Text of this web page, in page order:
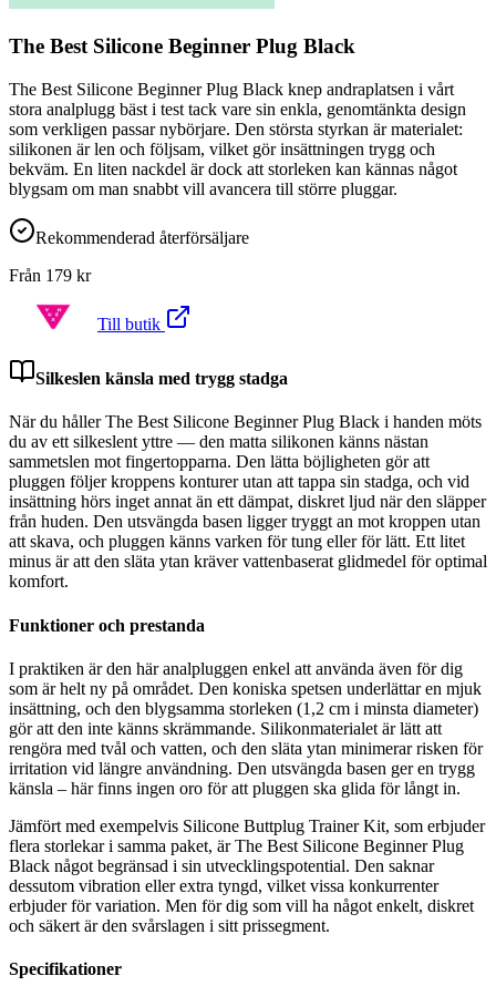
The Best Silicone Beginner Plug Black
The Best Silicone Beginner Plug Black knep andraplatsen i vårt
stora analplugg bäst i test tack vare sin enkla, genomtänkta design
som verkligen passar nybörjare. Den största styrkan är materialet:
silikonen är len och följsam, vilket gör insättningen trygg och
bekväm. En liten nackdel är dock att storleken kan kännas något
blygsam om man snabbt vill avancera till större pluggar.
Rekommenderad återförsäljare
Från 179 kr
Till butik
Silkeslen känsla med trygg stadga
När du håller The Best Silicone Beginner Plug Black i handen möts
du av ett silkeslent yttre — den matta silikonen känns nästan
sammetslen mot fingertopparna. Den lätta böjligheten gör att
pluggen följer kroppens konturer utan att tappa sin stadga, och vid
insättning hörs inget annat än ett dämpat, diskret ljud när den släpper
från huden. Den utsvängda basen ligger tryggt an mot kroppen utan
att skava, och pluggen känns varken för tung eller för lätt. Ett litet
minus är att den släta ytan kräver vattenbaserat glidmedel för optimal
komfort.
Funktioner och prestanda
I praktiken är den här analpluggen enkel att använda även för dig
som är helt ny på området. Den koniska spetsen underlättar en mjuk
insättning, och den blygsamma storleken (1,2 cm i minsta diameter)
gör att den inte känns skrämmande. Silikonmaterialet är lätt att
rengöra med tvål och vatten, och den släta ytan minimerar risken för
irritation vid längre användning. Den utsvängda basen ger en trygg
känsla – här finns ingen oro för att pluggen ska glida för långt in.
Jämfört med exempelvis Silicone Buttplug Trainer Kit, som erbjuder
flera storlekar i samma paket, är The Best Silicone Beginner Plug
Black något begränsad i sin utvecklingspotential. Den saknar
dessutom vibration eller extra tyngd, vilket vissa konkurrenter
erbjuder för variation. Men för dig som vill ha något enkelt, diskret
och säkert är den svårslagen i sitt prissegment.
Specifikationer